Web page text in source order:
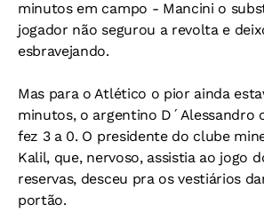
minutos em campo - Mancini o
jogador não segurou a revolta e
esbravejando.
Mas para o Atlético o pior ainda
minutos, o argentino D´Alessandro
fez 3 a 0. O presidente do clube
Kalil, que, nervoso, assistia ao jogo
reservas, desceu pra os vestiários
portão.